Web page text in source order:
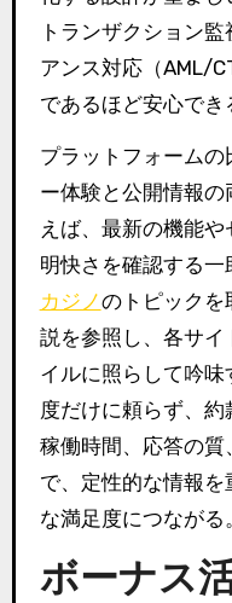
トランザクション
アンス対応（AML/
であるほど安心でき
プラットフォーム
ー体験と公開情報
えば、最新の機能
明快さを確認する一
カジノのトピックを
説を参照し、各サイ
イルに照らして吟
度だけに頼らず、
稼働時間、応答の質
で、定性的な情報
な満足度につながる。
ボーナス